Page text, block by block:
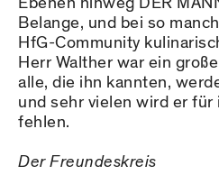
Belange, und bei so
HfG-Community
Herr Walther war ein
alle, die ihn kannten,
und sehr vielen wird er
fehlen.
Der Freundeskreis